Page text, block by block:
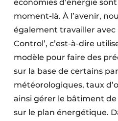
économies d’énergie
moment-là. À l’avenir,
également travailler avec
Control’, c’est-à-dire
modèle pour faire des
sur la base de certains
météorologiques, taux
ainsi gérer le bâtiment
sur le plan énergétique.